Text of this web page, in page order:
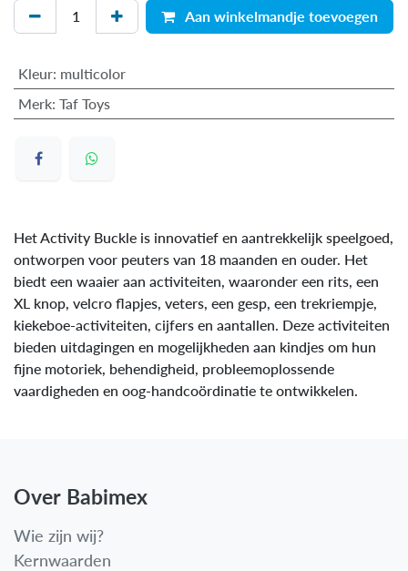
Aan winkelmandje toevoegen
Kleur: multicolor
Merk: Taf Toys
Het Activity Buckle is innovatief en aantrekkelijk speelgoed,
ontworpen voor peuters van 18 maanden en ouder. Het
biedt een waaier aan activiteiten, waaronder een rits, een
XL knop, velcro flapjes, veters, een gesp, een trekriempje,
kiekeboe-activiteiten, cijfers en aantallen. Deze activiteiten
bieden uitdagingen en mogelijkheden aan kindjes om hun
fijne motoriek, behendigheid, probleemoplossende
vaardigheden en oog-handcoördinatie te ontwikkelen.
Over Babimex
Wie zijn wij?
Kernwaarden